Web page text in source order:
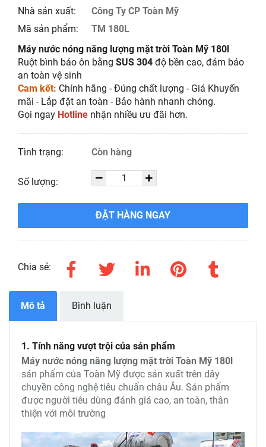
Nhà sản xuất:
Công Ty CP Toàn Mỹ
Mã sản phẩm:
TM 180L
Máy nước nóng năng lượng mặt trời Toàn Mỹ 180l
Ruột bình bảo ôn bằng SUS 304 độ bền cao, đảm bảo
an toàn vệ sinh
Cam kết: Chính hãng - Đúng chất lượng - Giá Khuyến
mãi - Lắp đặt an toàn - Bảo hành nhanh chóng.
Gọi ngay Hotline nhận nhiều ưu đãi hơn.
Tình trạng: Còn hàng
Số lượng:
ĐẶT HÀNG NGAY
Chia sẻ:
Mô tả Bình luận
1. Tính năng vượt trội của sản phẩm
Máy nước nóng năng lượng mặt trời Toàn Mỹ 180l
sản phẩm của Toàn Mỹ được sản xuất trên dây
chuyền công nghệ tiêu chuẩn châu Âu. Sản phẩm
được người tiêu dùng đánh giá cao, an toàn, thân
thiện với môi trường